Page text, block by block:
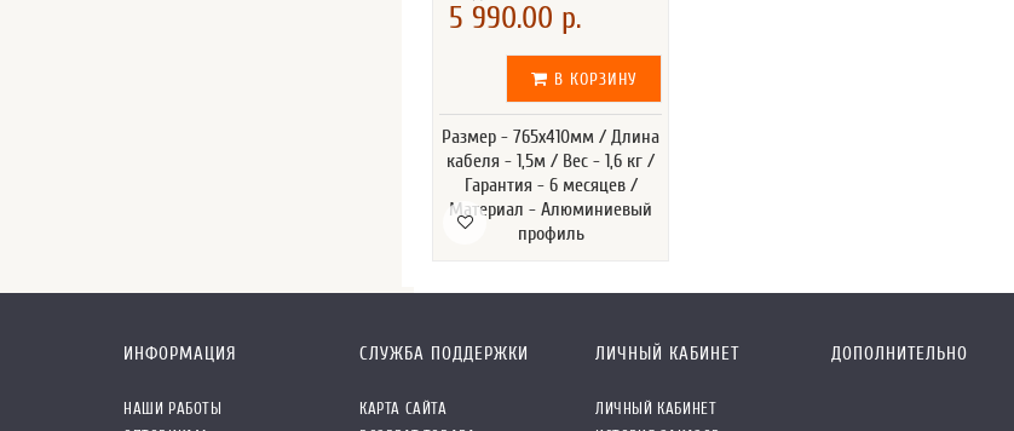
5 990.00 р.
В КОРЗИНУ
Размер - 765х410мм / Длина
кабеля - 1,5м / Вес - 1,6 кг /
Гарантия - 6 месяцев /
Материал - Алюминиевый
профиль
ИНФОРМАЦИЯ
НАШИ РАБОТЫ
СЛУЖБА ПОДДЕРЖКИ
КАРТА САЙТА
ЛИЧНЫЙ КАБИНЕТ
ЛИЧНЫЙ КАБИНЕТ
ДОПОЛНИТЕЛЬНО